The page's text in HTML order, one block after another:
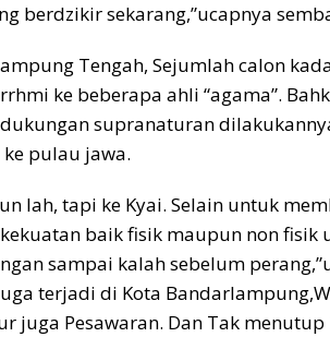
berdzikir sekarang,”ucapnya
Tengah, Sejumlah calon
ke beberapa ahli “agama”.
supranaturan
pulau jawa.
lah, tapi ke Kyai. Selain untuk
baik fisik maupun non fisik
sampai kalah sebelum
terjadi di Kota
juga Pesawaran. Dan Tak